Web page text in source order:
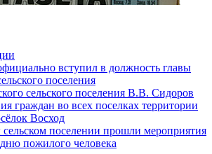
вступил в должность главы
поселения
сельского поселения В.В. Сидоров
граждан во всех поселках территории
Восход
поселении прошли мероприятия
пожилого человека